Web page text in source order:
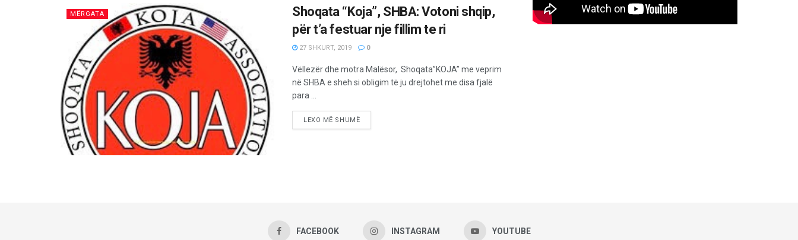
MËRGATA
Shoqata “Koja”, SHBA: Votoni shqip,
për t’a festuar nje fillim te ri
27 SHKURT, 2019 0
Vëllezër dhe motra Malësor, Shoqata”KOJA” me veprim
në SHBA e sheh si obligim të ju drejtohet me disa fjalë
para ...
LEXO MË SHUMË
FACEBOOK INSTAGRAM YOUTUBE